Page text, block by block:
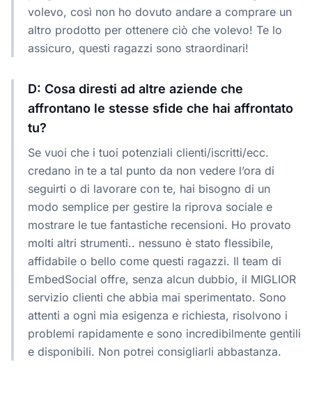
volevo, così non ho dovuto andare a comprare un
altro prodotto per ottenere ciò che volevo! Te lo
assicuro, questi ragazzi sono straordinari!
D: Cosa diresti ad altre aziende che
affrontano le stesse sfide che hai affrontato
tu?
Se vuoi che i tuoi potenziali clienti/iscritti/ecc.
credano in te a tal punto da non vedere l’ora di
seguirti o di lavorare con te, hai bisogno di un
modo semplice per gestire la riprova sociale e
mostrare le tue fantastiche recensioni. Ho provato
molti altri strumenti.. nessuno è stato flessibile,
affidabile o bello come questi ragazzi. Il team di
EmbedSocial offre, senza alcun dubbio, il MIGLIOR
servizio clienti che abbia mai sperimentato. Sono
attenti a ogni mia esigenza e richiesta, risolvono i
problemi rapidamente e sono incredibilmente gentili
e disponibili. Non potrei consigliarli abbastanza.